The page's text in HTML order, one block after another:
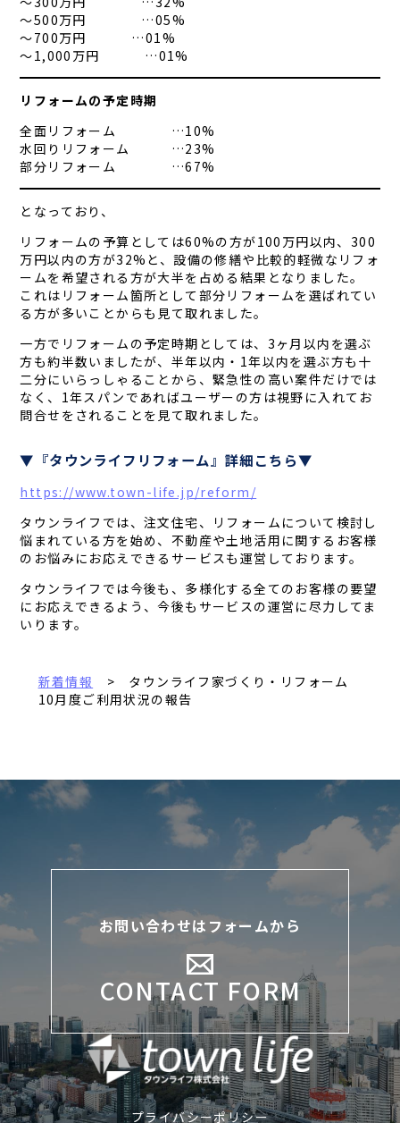
～500万円 …05%
～700万円 …01%
～1,000万円 …01%
リフォームの予定時期
全面リフォーム …10%
水回りリフォーム …23%
部分リフォーム …67%
となっており、
リフォームの予算としては60%の方が100万円以内、300
万円以内の方が32%と、設備の修繕や比較的軽微なリフォ
ームを希望される方が大半を占める結果となりました。
これはリフォーム箇所として部分リフォームを選ばれてい
る方が多いことからも見て取れました。
一方でリフォームの予定時期としては、3ヶ月以内を選ぶ
方も約半数いましたが、半年以内・1年以内を選ぶ方も十
二分にいらっしゃることから、緊急性の高い案件だけでは
なく、1年スパンであればユーザーの方は視野に入れてお
問合せをされることを見て取れました。
▼『タウンライフリフォーム』詳細こちら▼
https://www.town-life.jp/reform/
タウンライフでは、注文住宅、リフォームについて検討し
悩まれている方を始め、不動産や土地活用に関するお客様
のお悩みにお応えできるサービスも運営しております。
タウンライフでは今後も、多様化する全てのお客様の要望
にお応えできるよう、今後もサービスの運営に尽力してま
いります。
新着情報
> タウンライフ家づくり・リフォーム
10月度ご利用状況の報告
お問い合わせはフォームから
CONTACT FORM
プライバシーポリシー